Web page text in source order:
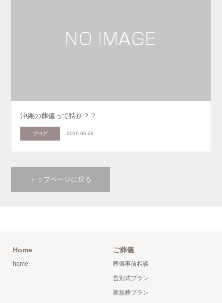
沖縄の葬儀って特別？？
ブログ 2019.06.28
トップページに戻る
Home
home
ご葬儀
葬儀事前相談
告別式プラン
家族葬プラン